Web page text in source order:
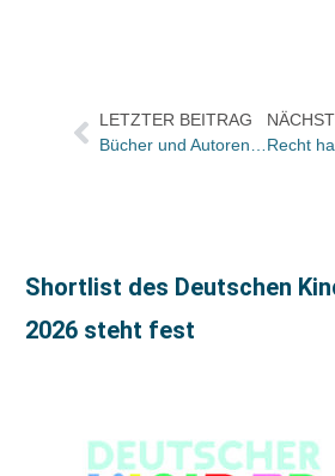
LETZTER BEITRAG
Shortlist des Deutschen
2026 steht fest